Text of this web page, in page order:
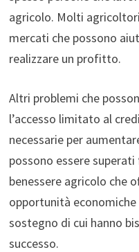
agricolo. Molti
mercati che possono
realizzare un profitto.
Altri problemi che
l’accesso limitato al
necessarie per
possono essere
benessere agricolo che
opportunità
sostegno di cui hanno
successo.